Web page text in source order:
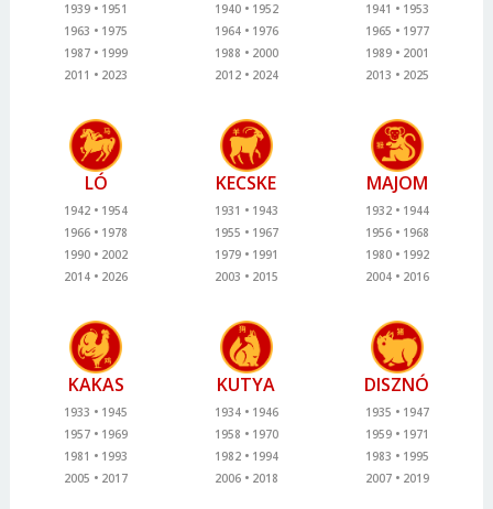
1939
1951
1963
1975
1987
1999
2011
2023
1940
1952
1964
1976
1988
2000
2012
2024
1941
1953
1965
1977
1989
2001
2013
2025
LÓ
1942
1954
1966
1978
1990
2002
2014
2026
KECSKE
1931
1943
1955
1967
1979
1991
2003
2015
MAJOM
1932
1944
1956
1968
1980
1992
2004
2016
KAKAS
1933
1945
1957
1969
1981
1993
2005
2017
KUTYA
1934
1946
1958
1970
1982
1994
2006
2018
DISZNÓ
1935
1947
1959
1971
1983
1995
2007
2019